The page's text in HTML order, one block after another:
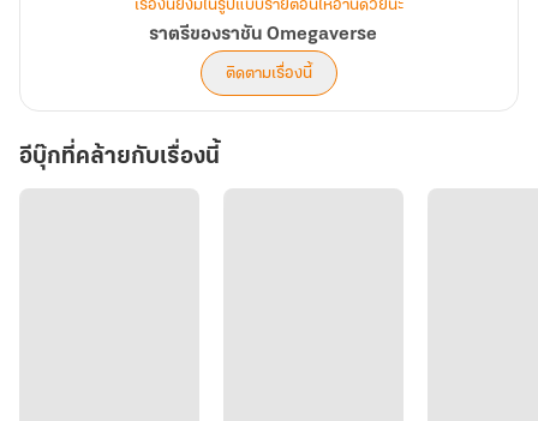
เมื่อโชคชะตานำพาทั้งสองกลับมาเจอกันอีกครั้ง คิริณก็ได้ค้นพบความ
จริงที่ถูกปิดบังไว้...นั่นคือ ทิวา เด็กชายวัยสี่ขวบ...ทายาทเพียงคนเดียวที่
มีดวงตาถอดแบบมาจากเขาไม่มีผิด
เรื่องนี้ยังมีในรูปแบบรายตอนให้อ่านด้วยนะ
ราตรีของราชัน Omegaverse
ติดตามเรื่องนี้
อีบุ๊กที่คล้ายกับเรื่องนี้